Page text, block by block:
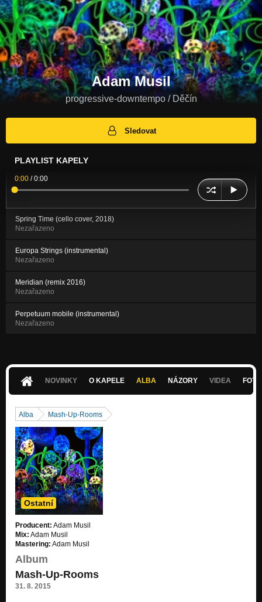
Adam Musil
progressive-downtempo / Děčín
Sledovat
PLAYLIST KAPELY
0:00 /0:00
Spring Time (cello cover, 2018)
Nezařazeno
Europa Strings (instrumental)
Nezařazeno
Meridian (remix 2016)
Nezařazeno
Perpetuum mobile (instrumental)
Nezařazeno
NOVINKY O KAPELE ALBA NÁZORY VIDEA
Alba Mash-Up-Rooms
Ostatní
Producent: Adam Musil
Mix: Adam Musil
Mastering: Adam Musil
Album
Mash-Up-Rooms
31. 8. 2015